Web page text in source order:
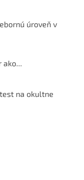
úroveň v
ako...
na okultne